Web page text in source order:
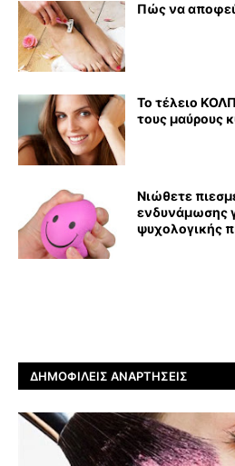
Πώς να
Το τέλειο
τους μαύρους
Νιώθετε
ενδυνάμωσης
ψυχολογικής
ΔΗΜΟΦΙΛΕΊΣ ΑΝΑΡΤΉΣΕΙΣ